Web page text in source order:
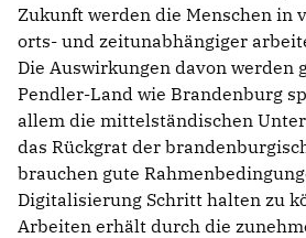
Zukunft werden die Menschen in
orts- und zeitunabhängiger
Die Auswirkungen davon werden
Pendler-Land wie Brandenburg
allem die mittelständischen
das Rückgrat der
brauchen gute
Digitalisierung Schritt halten zu
Arbeiten erhält durch die